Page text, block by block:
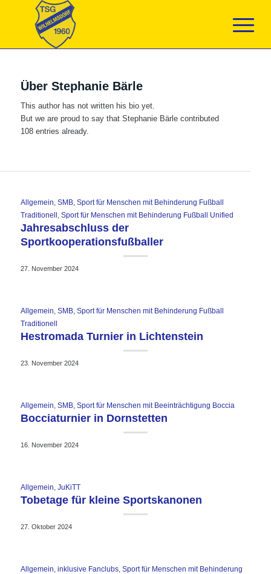
Über Stephanie Bärle
This author has not written his bio yet.
But we are proud to say that Stephanie Bärlecontributed
108 entries already.
Allgemein SMB, Sport für Menschen mit Behinderung Fußball
Traditionell
Sport für Menschen mit Behinderung Fußball Unified
Jahresabschluss der
Sportkooperationsfußballer
27. November 2024
Allgemein SMB, Sport für Menschen mit Behinderung Fußball
Traditionell
Hestromada Turnier in Lichtenstein
23. November 2024
Allgemein SMB, Sport für Menschen mit Beeinträchtigung Boccia
Bocciaturnier in Dornstetten
16. November 2024
Allgemein JuKiTT
Tobetage für kleine Sportskanonen
27. Oktober 2024
Allgemein inklusive Fanclubs, Sport für Menschen mit Behinderung